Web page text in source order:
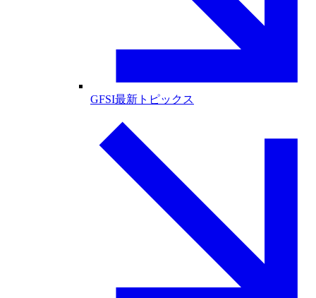
GFSI最新トピックス